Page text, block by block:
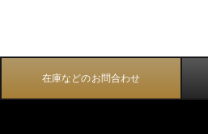
在庫などのお問合わせ